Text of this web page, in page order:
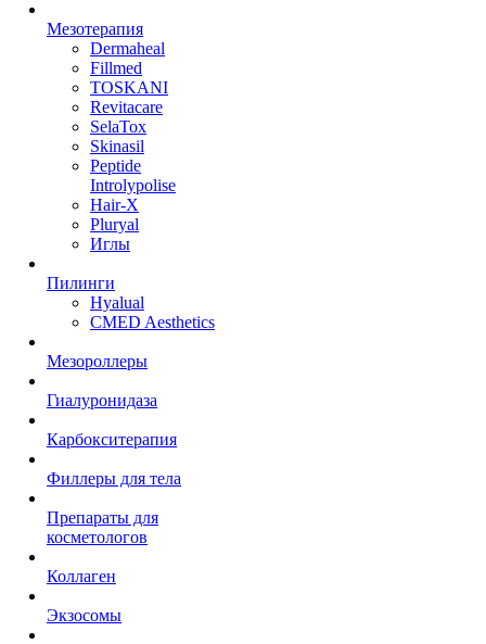
Мезотерапия
Dermaheal
Fillmed
TOSKANI
Revitacare
SelaTox
Skinasil
Peptide
Introlypolise
Hair-X
Pluryal
Иглы
Пилинги
Hyalual
CMED Aesthetics
Мезороллеры
Гиалуронидаза
Карбокситерапия
Филлеры для тела
Препараты для
косметологов
Коллаген
Экзосомы